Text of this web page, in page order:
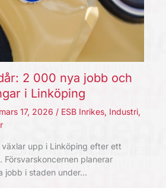
2 000 nya jobb och
i Linköping
mars 17, 2026 / ESB Inrikes, Industri,
växlar upp i Linköping efter ett
planerar
jobb i staden under…